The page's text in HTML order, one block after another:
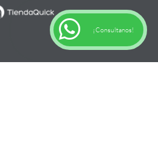
¡Consultanos!